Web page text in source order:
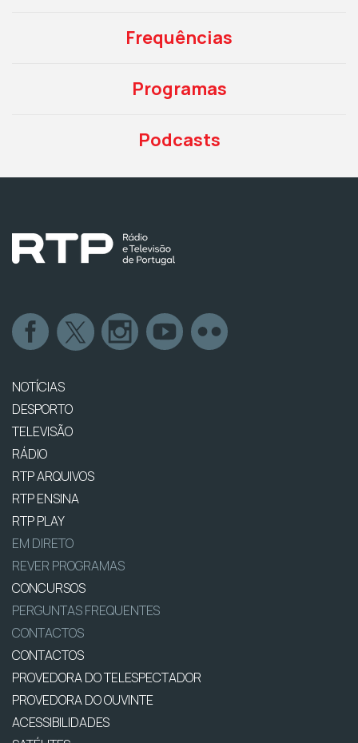
Frequências
Programas
Podcasts
NOTÍCIAS
DESPORTO
TELEVISÃO
RÁDIO
RTP ARQUIVOS
RTP ENSINA
RTP PLAY
EM DIRETO
REVER PROGRAMAS
CONCURSOS
PERGUNTAS FREQUENTES
CONTACTOS
CONTACTOS
PROVEDORA DO TELESPECTADOR
PROVEDORA DO OUVINTE
ACESSIBILIDADES